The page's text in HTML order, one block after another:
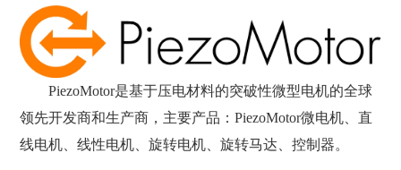
PiezoMotor是基于压电材料的突破性微型电机的全球
领先开发商和生产商，主要产品：PiezoMotor微电机、直
线电机、线性电机、旋转电机、旋转马达、控制器。